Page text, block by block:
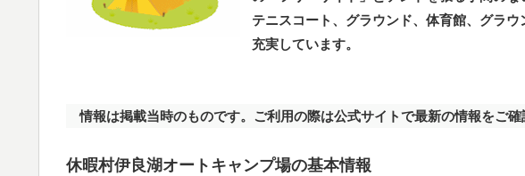
テニスコート、グラウンド、体育館、グラ
充実しています。
情報は掲載当時のものです。ご利用の際は公式サイトで最新の情報をご確
休暇村伊良湖オートキャンプ場の基本情報